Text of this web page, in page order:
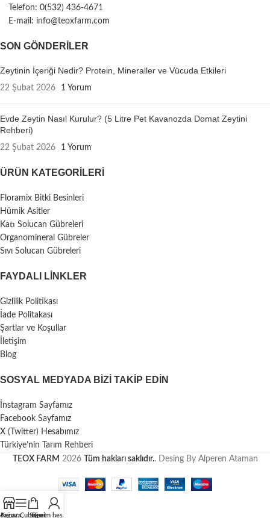
Telefon: 0(532) 436-4671
E-mail: info@teoxfarm.com
SON GÖNDERILER
Zeytinin İçeriği Nedir? Protein, Mineraller ve Vücuda Etkileri
22 Şubat 2026 1 Yorum
Evde Zeytin Nasıl Kurulur? (5 Litre Pet Kavanozda Domat Zeytini
Rehberi)
22 Şubat 2026 1 Yorum
ÜRÜN KATEGORILERI
Floramix Bitki Besinleri
Hümik Asitler
Katı Solucan Gübreleri
Organomineral Gübreler
Sıvı Solucan Gübreleri
FAYDALI LİNKLER
Gizlilik Politikası
İade Politakası
Şartlar ve Koşullar
İletişim
Blog
SOSYAL MEDYADA BIZI TAKIP EDIN
İnstagram Sayfamız
Facebook Sayfamız
X (Twitter) Hesabımız
Türkiye’nin Tarım Rehberi
TEOX FARM 2026 Tüm hakları saklıdır.. Desing By Alperen Ataman
Kenar Çubuğu
Sepet
Benim hesabım